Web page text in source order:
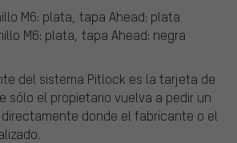
M6: plata, tapa Ahead: plata
M6: plata, tapa Ahead: negra
del sistema Pitlock es la tarjeta de
sólo el propietario vuelva a pedir un
donde el fabricante o el